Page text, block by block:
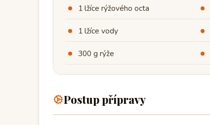
1 lžíce rýžového octa
1 lžíce vody
300 g rýže
Postup přípravy